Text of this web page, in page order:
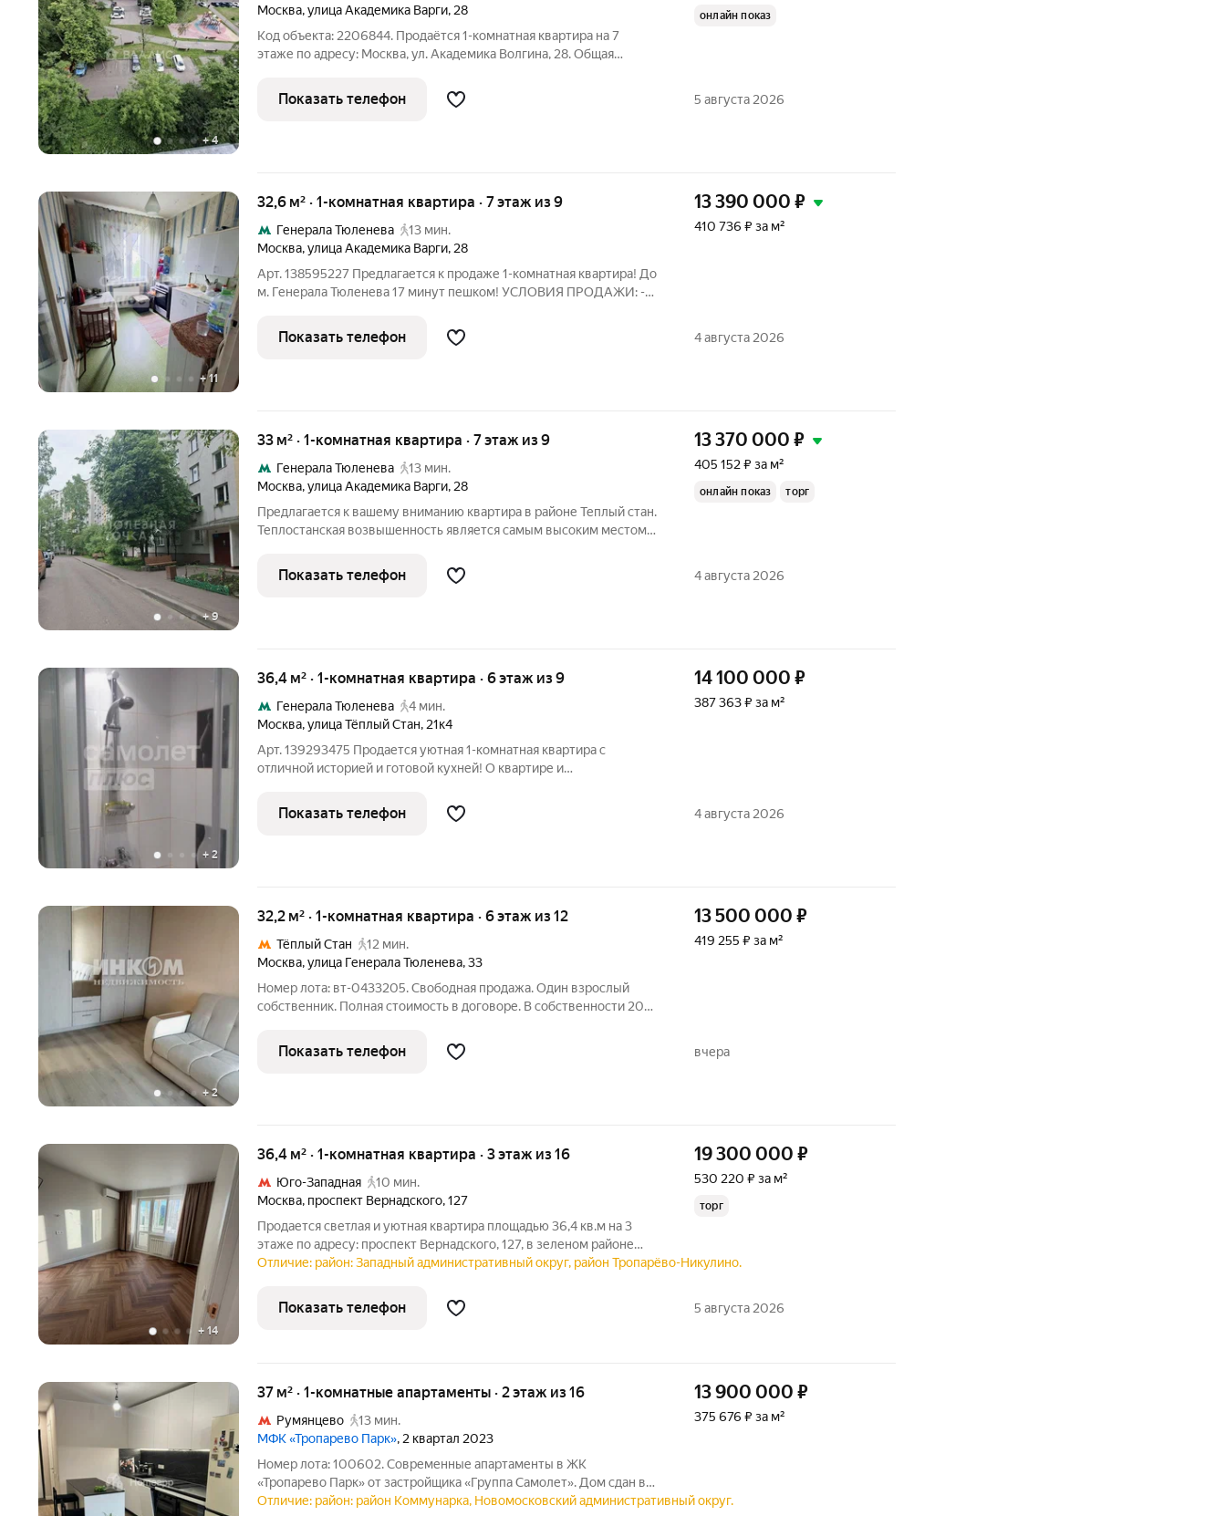
+4
Москва,улица Академика Варги, 28
Код объекта: 2206844. Продаётся 1-комнатная квартира на 7
этаже по адресу: Москва, ул. Академика Волгина, 28. Общая
ЮЗАО, район Теплый стан. Это престижный, зелёный и тихий
район Москвы.
онлайн показ
Показать телефон 5 августа 2026
+11
32,6 м² · 1-комнатная квартира · 7 этаж из 9
Генерала Тюленева
13 мин.
Москва,улица Академика Варги, 28
Арт. 138595227 Предлагается к продаже 1-комнатная квартира! До
м. Генерала Тюленева 17 минут пешком! УСЛОВИЯ ПРОДАЖИ: -
собственник; - полная стоимость в ДКП; - без обременений; - без
13 390 000 ₽
410 736 ₽ за м²
Показать телефон 4 августа 2026
+9
33 м² · 1-комнатная квартира · 7 этаж из 9
Генерала Тюленева
13 мин.
Москва,улица Академика Варги, 28
Предлагается к вашему вниманию квартира в районе Теплый стан.
Теплостанская возвышенность является самым высоким местом
отличную обзорность и большее количество ясных, солнечных
дней в году.
13 370 000 ₽
405 152 ₽ за м²
онлайн показ торг
Показать телефон 4 августа 2026
+ 2
36,4 м² · 1-комнатная квартира · 6 этаж из 9
Генерала Тюленева
4 мин.
Москва,улица Тёплый Стан, 21к4
Арт. 139293475 Продается уютная 1-комнатная квартира с
отличной историей и готовой кухней! О квартире и
кухонный гарнитур от фабрики «Стильные кухни» в отличном
состоянии. Оснащение:
14 100 000 ₽
387 363 ₽ за м²
Показать телефон 4 августа 2026
+2
32,2 м² · 1-комнатная квартира · 6 этаж из 12
Тёплый Стан
12 мин.
Москва,улица Генерала Тюленева,33
Номер лота: вт-0433205. Свободная продажа. Один взрослый
собственник. Полная стоимость в договоре. В собственности 20
электропроводки). Встроенный кухонный гарнитур.Пол ламинат.
Вся мебель в
13 500 000 ₽
419 255 ₽ за м²
Показать телефон вчера
+ 14
36,4 м² · 1-комнатная квартира · 3 этаж из 16
Юго-Западная
10 мин.
Москва, проспект Вернадского,127
Продается светлая и уютная квартира площадью 36,4 кв.м на 3
этаже по адресу: проспект Вернадского, 127, в зеленом районе
Москвы с дизайнерским ремонтом от компании Домео.О квартире
большой
19 300 000 ₽
530 220 ₽ за м²
торг
Отличие: район: Западный административный округ, район Тропарёво-Никулино.
Показать телефон 5 августа 2026
37 м² · 1-комнатные апартаменты · 2 этаж из 16
Румянцево
13 мин.
МФК «Тропарево Парк», 2 квартал 2023
Номер лота: 100602. Современные апартаменты в ЖК
«Тропарево Парк» от застройщика «Группа Самолет». Дом сдан в
2023 году, выполнен по монолитно-кирпичной технологии.
13 900 000 ₽
375 676 ₽ за м²
Отличие: район: район Коммунарка, Новомосковский административный округ.